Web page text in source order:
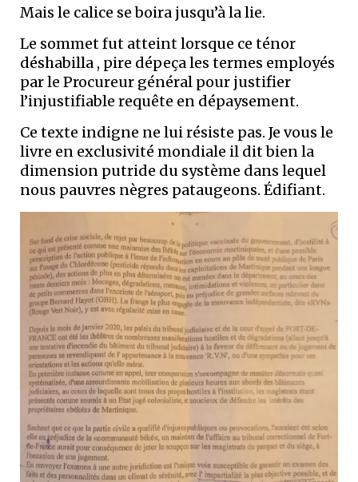
Mais le calice se boira jusqu’à la lie.
Le sommet fut atteint lorsque ce ténor
déshabilla , pire dépeça les termes employés
par le Procureur général pour justifier
l’injustifiable requête en dépaysement.
Ce texte indigne ne lui résiste pas. Je vous le
livre en exclusivité mondiale il dit bien la
dimension putride du système dans lequel
nous pauvres nègres pataugeons. Édifiant.